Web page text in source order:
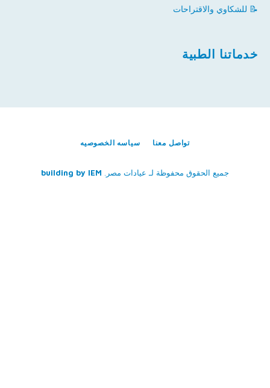
📝 للشكاوي والاقتراحات
خدماتنا الطبية
تواصل معنا سياسه الخصوصيه
جميع الحقوق محفوظة لـ عيادات مصر building by IEM